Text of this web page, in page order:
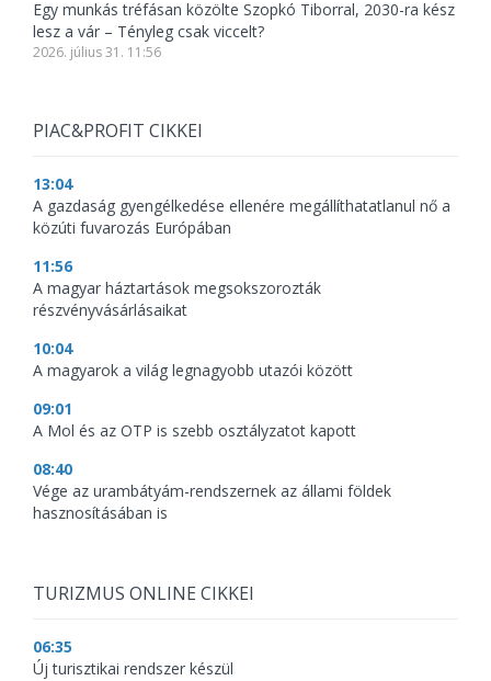
Egy munkás tréfásan közölte Szopkó Tiborral, 2030-ra kész
lesz a vár – Tényleg csak viccelt?
2026. július 31. 11:56
PIAC&PROFIT CIKKEI
13:04
A gazdaság gyengélkedése ellenére megállíthatatlanul nő a
közúti fuvarozás Európában
11:56
A magyar háztartások megsokszorozták
részvényvásárlásaikat
10:04
A magyarok a világ legnagyobb utazói között
09:01
A Mol és az OTP is szebb osztályzatot kapott
08:40
Vége az urambátyám-rendszernek az állami földek
hasznosításában is
TURIZMUS ONLINE CIKKEI
06:35
Új turisztikai rendszer készül